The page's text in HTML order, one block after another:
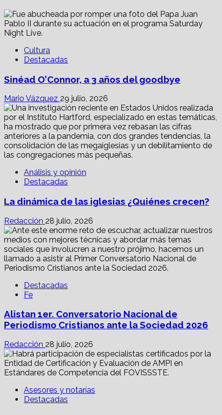
Cultura
Destacadas
Sinéad O’Connor, a 3 años del goodbye
Mario Vázquez 29 julio, 2026
Análisis y opinión
Destacadas
La dinámica de las iglesias ¿Quiénes crecen?
Redacción 28 julio, 2026
Destacadas
Fe
Alistan 1er. Conversatorio Nacional de
Periodismo Cristianos ante la Sociedad 2026
Redacción 28 julio, 2026
Asesores y notarías
Destacadas